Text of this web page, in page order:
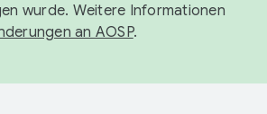
wurde. Weitere Informationen
an AOSP.